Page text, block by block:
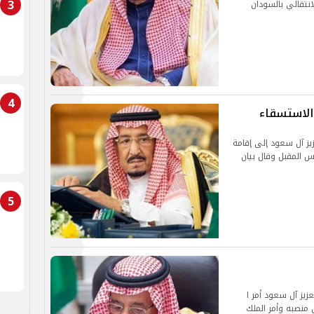
بالسودان
آل سعود إلى إقامة
المقبل وقال بيان
آل سعود أمر ا
منصبه وأمر الملك
3
4
5